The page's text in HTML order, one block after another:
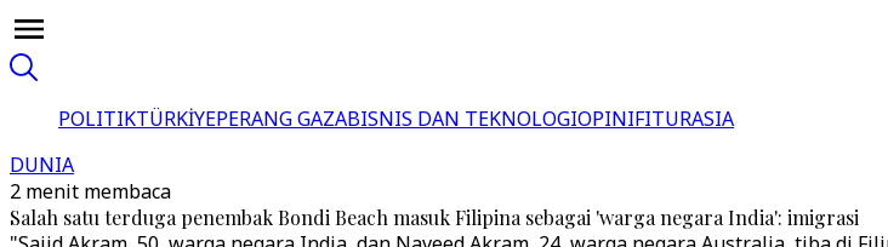
POLITIKTÜRKİYEPERANG GAZABISNIS DAN TEKNOLOGIOPINIFITURASIA
DUNIA
2 menit membaca
Salah satu terduga penembak Bondi Beach masuk Filipina sebagai 'warga negara India': imigrasi